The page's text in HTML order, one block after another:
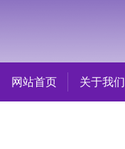
网站首页 关于我们